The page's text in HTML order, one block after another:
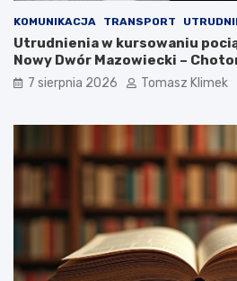
KOMUNIKACJA TRANSPORT
Utrudnienia w kursowaniu
Nowy Dwór Mazowiecki –
7 sierpnia 2026 Tomasz Klimek